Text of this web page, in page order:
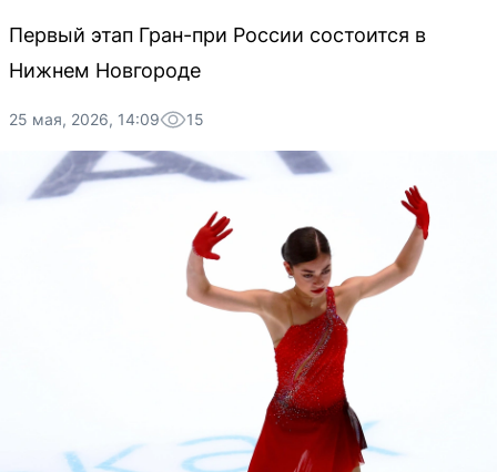
Первый этап Гран-при России состоится в
Нижнем Новгороде
25 мая, 2026, 14:09 15